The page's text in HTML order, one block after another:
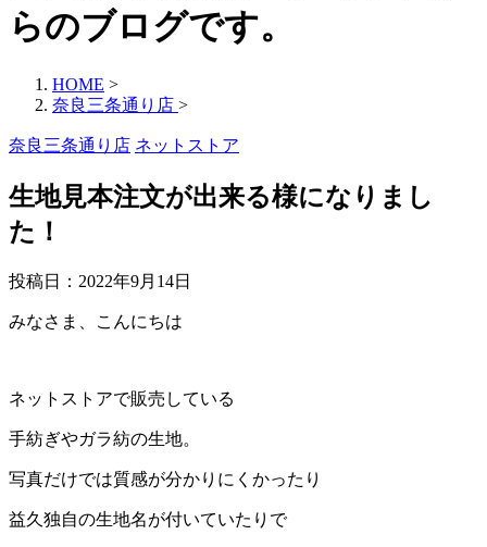
らのブログです。
HOME >
奈良三条通り店 >
奈良三条通り店 ネットストア
生地見本注文が出来る様になりまし
た！
投稿日： 2022年9月14日
みなさま、こんにちは
ネットストアで販売している
手紡ぎやガラ紡の生地。
写真だけでは質感が分かりにくかったり
益久独自の生地名が付いていたりで